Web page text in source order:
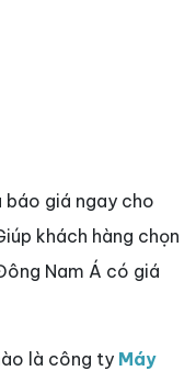
báo giá ngay cho
khách hàng chọn
Nam Á có giá
là công ty Máy